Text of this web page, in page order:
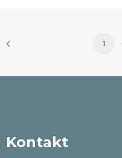
1
Kontakt